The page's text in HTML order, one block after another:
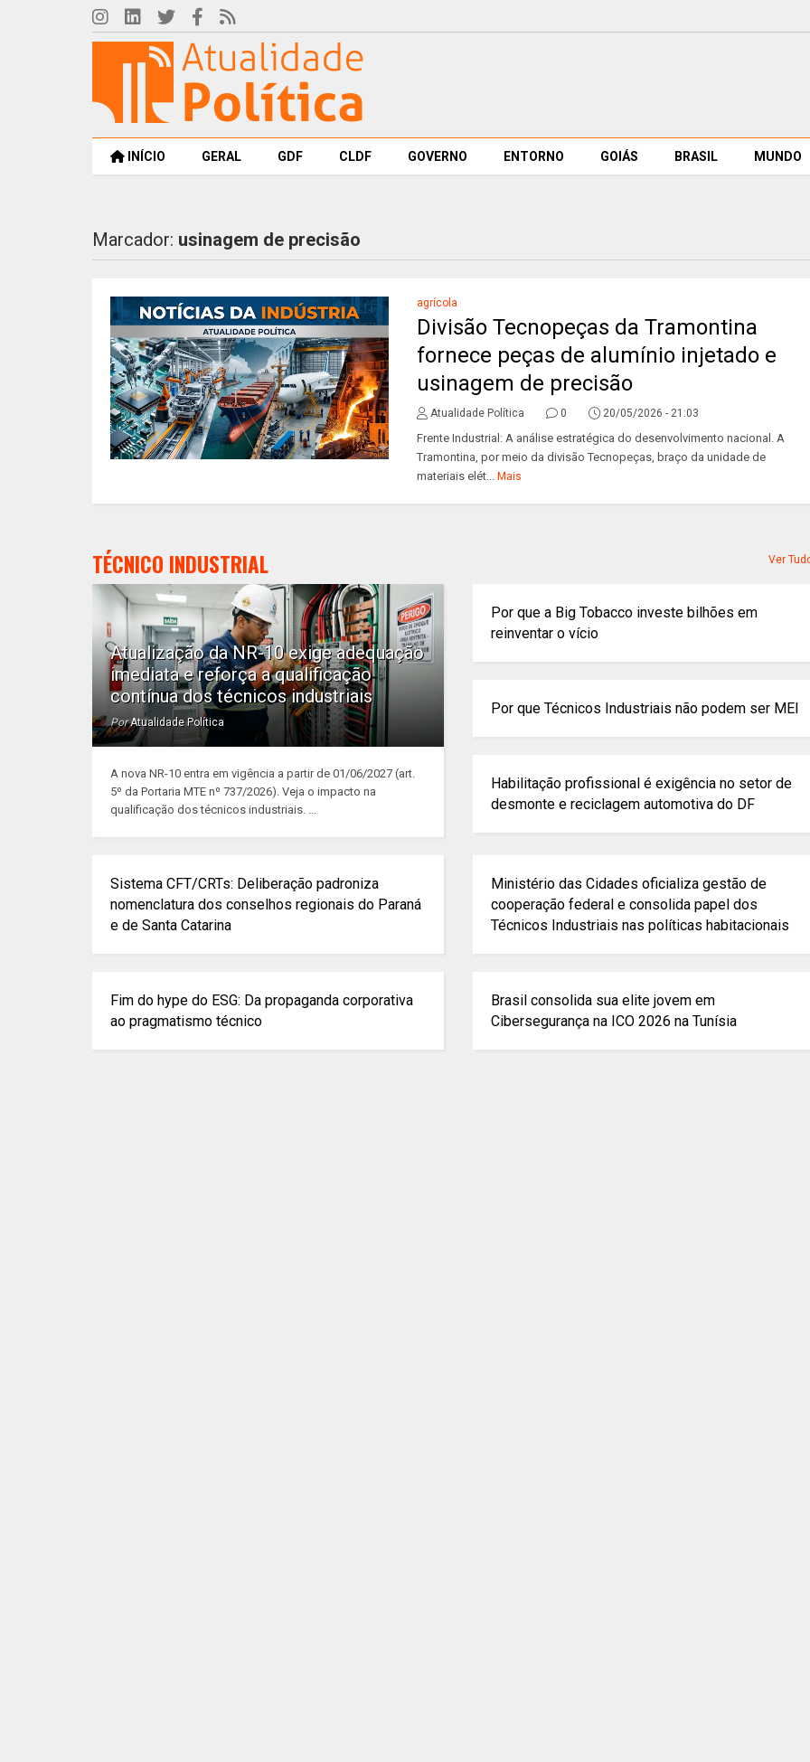
INÍCIO GERAL GDF CLDF GOVERNO ENTORNO GOIÁS BRASIL MUNDO
Marcador: usinagem de precisão
agrícola
Divisão Tecnopeças da Tramontina
fornece peças de alumínio injetado e
usinagem de precisão
Atualidade Política 0 20/05/2026 - 21:03
Frente Industrial: A análise estratégica do desenvolvimento nacional. A
Tramontina, por meio da divisão Tecnopeças, braço da unidade de
materiais elét... Mais
TÉCNICO INDUSTRIAL Ver
Atualização da NR-10 exige adequação
imediata e reforça a qualificação
contínua dos técnicos industriais
Por Atualidade Política
A nova NR-10 entra em vigência a partir de 01/06/2027 (art.
5º da Portaria MTE nº 737/2026). Veja o impacto na
qualificação dos técnicos industriais. ...
Por que a Big Tobacco investe bilhões em
reinventar o vício
Por que Técnicos Industriais não podem ser MEI
Habilitação profissional é exigência no setor de
desmonte e reciclagem automotiva do DF
Sistema CFT/CRTs: Deliberação padroniza
nomenclatura dos conselhos regionais do Paraná
e de Santa Catarina
Ministério das Cidades oficializa gestão de
cooperação federal e consolida papel dos
Técnicos Industriais nas políticas habitacionais
Fim do hype do ESG: Da propaganda corporativa
ao pragmatismo técnico
Brasil consolida sua elite jovem em
Cibersegurança na ICO 2026 na Tunísia